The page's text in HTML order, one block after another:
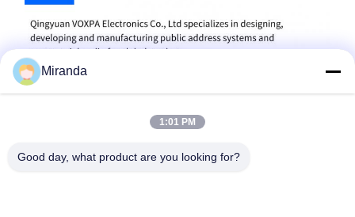
Miranda
1:01 PM
Good day, what product are you looking for?